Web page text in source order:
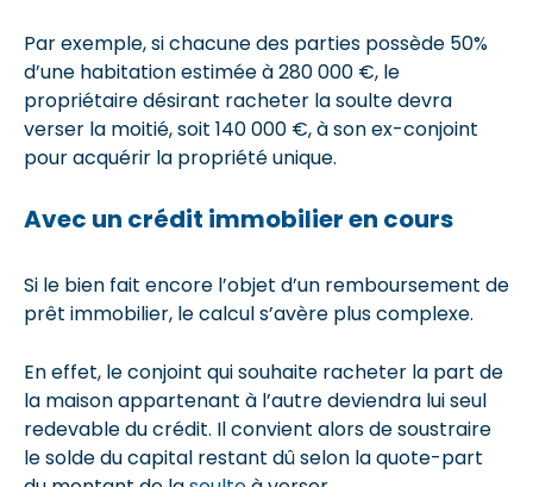
Par exemple, si chacune des parties possède 50%
d’une habitation estimée à 280 000 €, le
propriétaire désirant racheter la soulte devra
verser la moitié, soit 140 000 €, à son ex-conjoint
pour acquérir la propriété unique.
Avec un crédit immobilier en cours
Si le bien fait encore l’objet d’un remboursement de
prêt immobilier, le calcul s’avère plus complexe.
En effet, le conjoint qui souhaite racheter la part de
la maison appartenant à l’autre deviendra lui seul
redevable du crédit. Il convient alors de soustraire
le solde du capital restant dû selon la quote-part